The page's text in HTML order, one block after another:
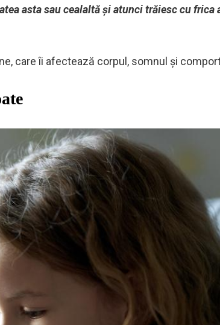
asta sau cealaltă și atunci trăiesc cu frica
care îi afectează corpul, somnul și